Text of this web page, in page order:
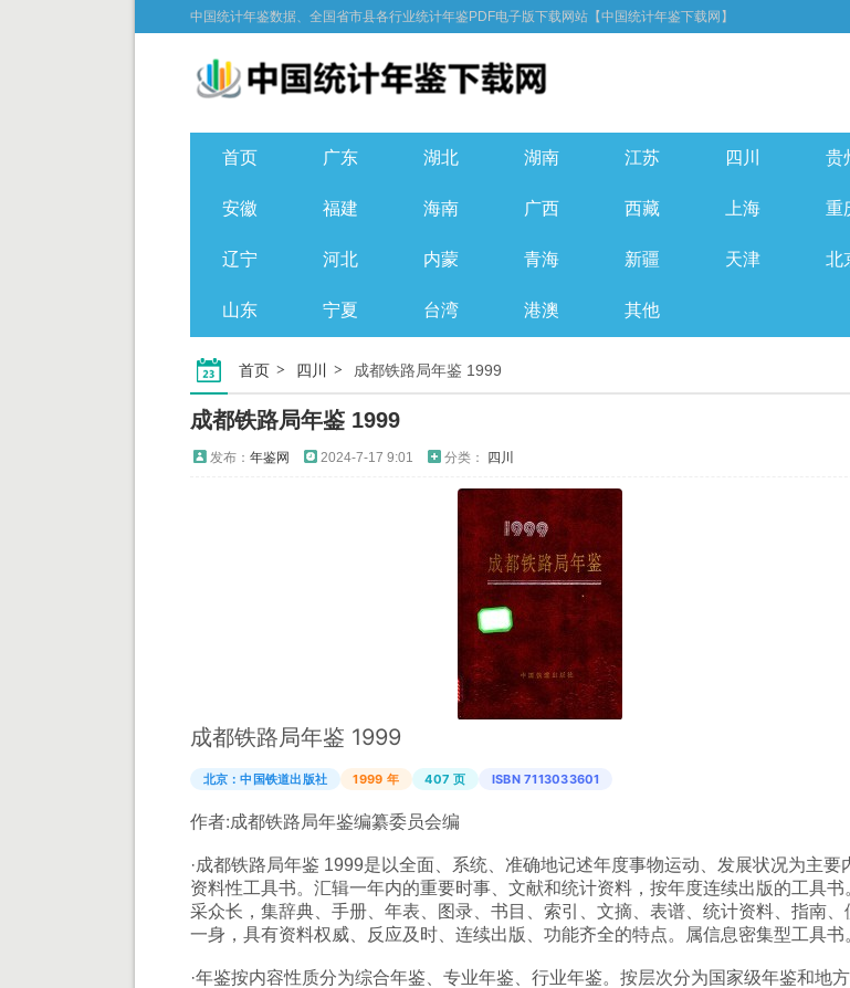
中国统计年鉴数据、全国省市县各行业统计年鉴PDF电子版下载网站【中国统计年鉴下载网】
首页 广东 湖北 湖南 江苏 四川 贵
安徽 福建 海南 广西 西藏 上海 重
辽宁 河北 内蒙 青海 新疆 天津 北
山东 宁夏 台湾 港澳 其他
首页 四川 成都铁路局年鉴 1999
成都铁路局年鉴 1999
发布： 年鉴网 2024-7-17 9:01 分类： 四川
成都铁路局年鉴 1999
北京：中国铁道出版社 1999 年 407 页 ISBN 7113033601
作者:成都铁路局年鉴编纂委员会编
·成都铁路局年鉴 1999是以全面、系统、准确地记述年度事物运动、发展状况为主要
资料性工具书。汇辑一年内的重要时事、文献和统计资料，按年度连续出版的工具书
采众长，集辞典、手册、年表、图录、书目、索引、文摘、表谱、统计资料、指南、
一身，具有资料权威、反应及时、连续出版、功能齐全的特点。属信息密集型工具书
·年鉴按内容性质分为综合年鉴、专业年鉴、行业年鉴。按层次分为国家级年鉴和地方